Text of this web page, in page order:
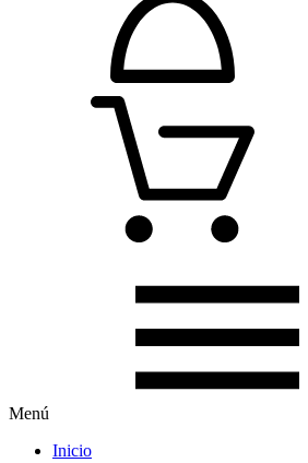
Menú
Inicio